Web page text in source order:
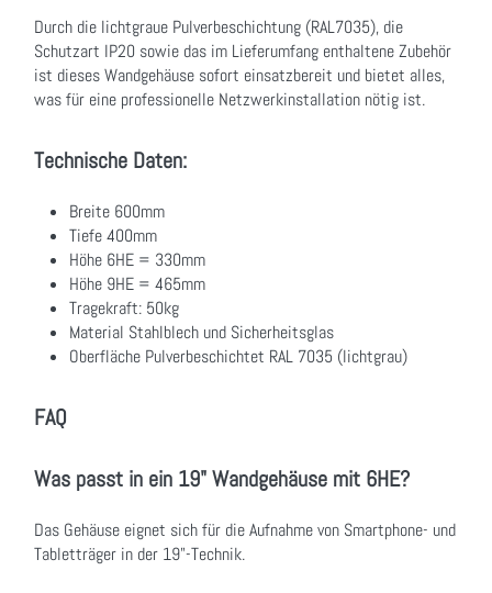
Durch die lichtgraue Pulverbeschichtung (RAL7035), die
Schutzart IP20 sowie das im Lieferumfang enthaltene Zubehör
ist dieses Wandgehäuse sofort einsatzbereit und bietet alles,
was für eine professionelle Netzwerkinstallation nötig ist.
Technische Daten:
Breite 600mm
Tiefe 400mm
Höhe 6HE = 330mm
Höhe 9HE = 465mm
Tragekraft: 50kg
Material Stahlblech und Sicherheitsglas
Oberfläche Pulverbeschichtet RAL 7035 (lichtgrau)
FAQ
Was passt in ein 19" Wandgehäuse mit 6HE?
Das Gehäuse eignet sich für die Aufnahme von Smartphone- und
Tabletträger in der 19"-Technik.